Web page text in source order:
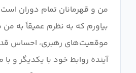
موقعیت‌های رهبری، احساس
آینده روابط خود با یکدیگر و